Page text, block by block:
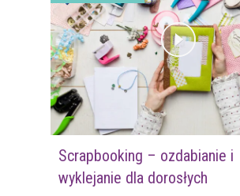
Scrapbooking – ozdabianie i
wyklejanie dla dorosłych